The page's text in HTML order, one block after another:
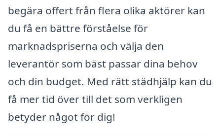
begära offert från flera olika aktörer kan
du få en bättre förståelse för
marknadspriserna och välja den
leverantör som bäst passar dina behov
och din budget. Med rätt städhjälp kan du
få mer tid över till det som verkligen
betyder något för dig!